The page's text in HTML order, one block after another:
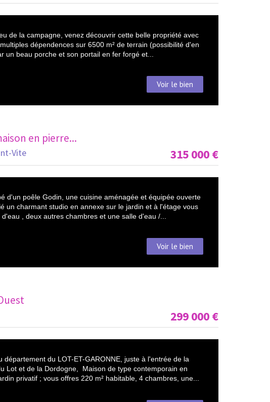
de la campagne, venez découvrir cette belle propriété avec
dépendences sur 6500 m² de terrain (possibilité d'en
beau porche et son portail en fer forgé et...
Voir le bien
en pierre...
Vite 315 000 €
d'un poêle Godin, une cuisine aménagée et équipée ouverte
un charmant studio en annexe sur le jardin et à l'étage vous
, deux autres chambres et une salle d'eau /...
Voir le bien
299 000 €
du LOT-ET-GARONNE, juste à l'entrée de la
Lot et de la Dordogne, Maison de type contemporain en
privatif ; vous offres 220 m² habitable, 4 chambres, une...